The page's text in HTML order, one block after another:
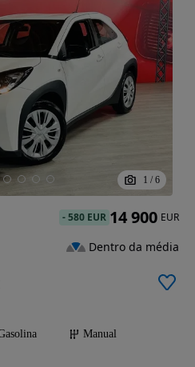
1 / 6
Manual
-580 EUR 14 900 EUR
Dentro da média